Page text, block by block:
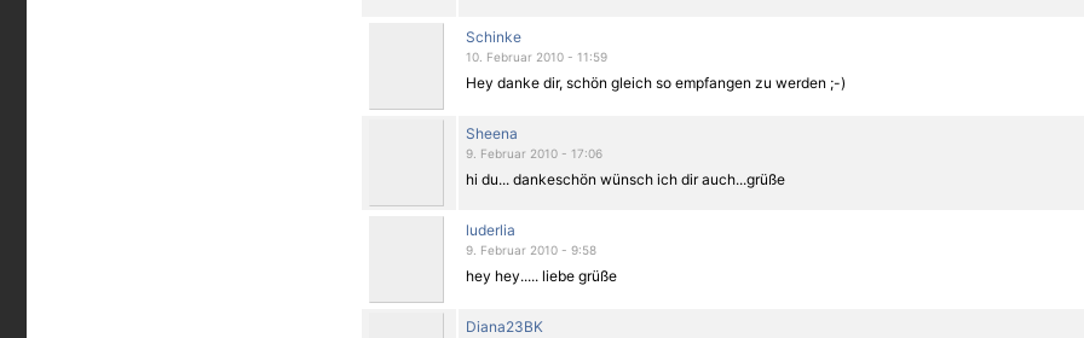
Schinke
10. Februar 2010 - 11:59
Hey danke dir, schön gleich so empfangen zu werden ;-)
Sheena
9. Februar 2010 - 17:06
hi du... dankeschön wünsch ich dir auch...grüße
luderlia
9. Februar 2010 - 9:58
hey hey..... liebe grüße
Diana23BK